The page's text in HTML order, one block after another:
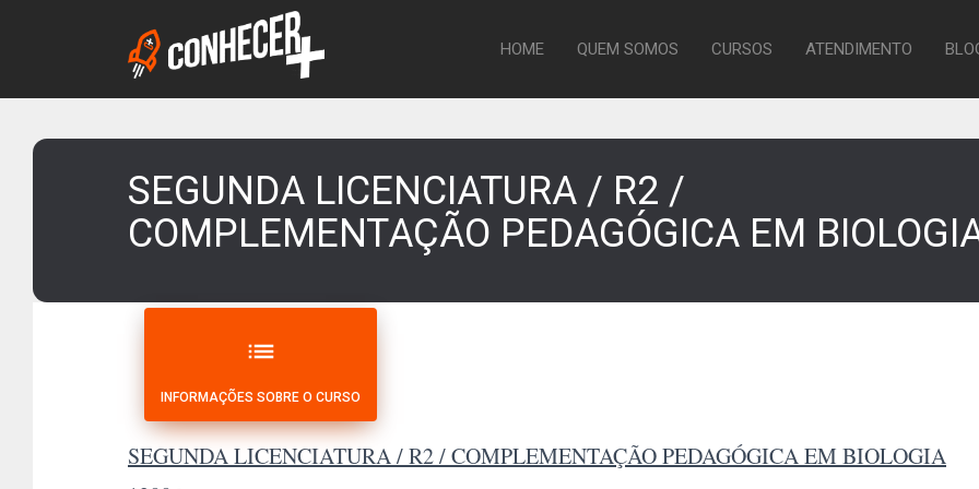
HOME QUEM SOMOS CURSOS ATENDIMENTO
SEGUNDA LICENCIATURA / R2 /
COMPLEMENTAÇÃO PEDAGÓGICA EM
list
INFORMAÇÕES SOBRE O CURSO
SEGUNDA LICENCIATURA / R2 / COMPLEMENTAÇÃO PEDAGÓGICA EM BIOLOGIA